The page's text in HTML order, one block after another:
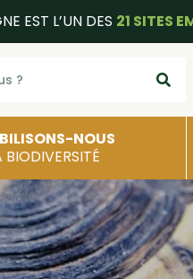
EST L’UN DES 21 SITES
NOUS
BIODIVERSITÉ